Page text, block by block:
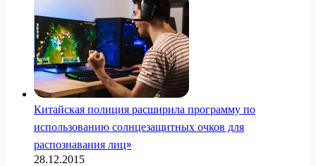
Китайская полиция расширила программу по
использованию солнцезащитных очков для
распознавания лиц»
28.12.2015